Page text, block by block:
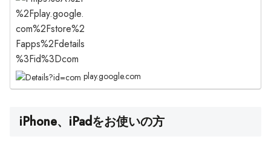
play.google.com
iPhone、iPadをお使いの方